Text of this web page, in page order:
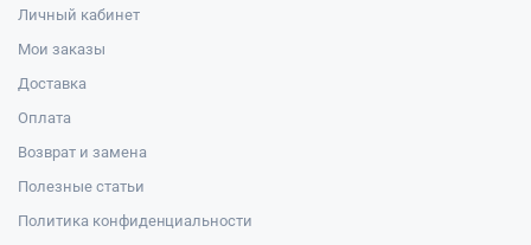
Личный кабинет
Мои заказы
Доставка
Оплата
Возврат и замена
Полезные статьи
Политика конфиденциальности